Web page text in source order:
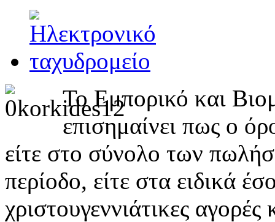
Το Εμπορικό και
επισημαίνει πως ο
είτε στο σύνολο των
περίοδο, είτε στα ειδικά
χριστουγεννιάτικες